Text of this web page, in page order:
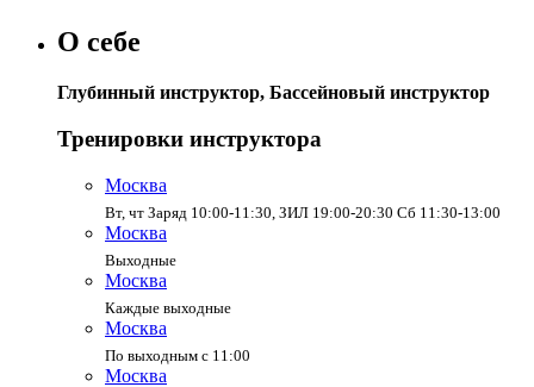
О себе
Глубинный инструктор, Бассейновый инструктор
Тренировки инструктора
Москва
Вт, чт Заряд 10:00-11:30, ЗИЛ 19:00-20:30 Сб 11:30-13:00
Москва
Выходные
Москва
Каждые выходные
Москва
По выходным с 11:00
Москва